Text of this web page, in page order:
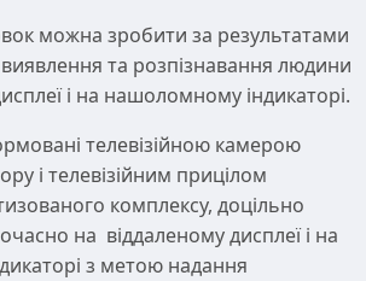
можна зробити за результатами
та розпізнавання людини
і на нашоломному індикаторі.
телевізійною камерою
і телевізійним прицілом
комплексу, доцільно
на віддаленому дисплеї і на
з метою надання